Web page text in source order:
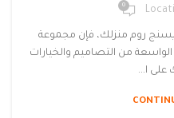
0
روم منزلك، فإن مجموعة
من التصاميم والخيارات
ا...